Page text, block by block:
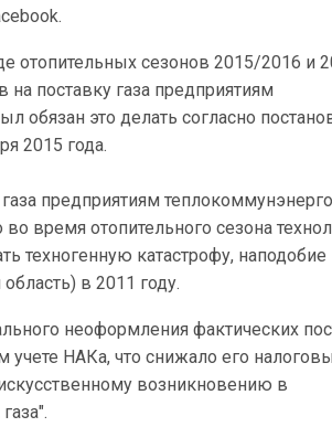
отопительных сезонов 2015/2016 и
поставку газа предприятиям
обязан это делать согласно
2015 года.
предприятиям
время отопительного сезона
техногенную катастрофу, наподобие
в 2011 году.
неоформления фактических
учете НАКа, что снижало его
возникновению в